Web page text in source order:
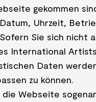
gekommen
Uhrzeit,
Sie sich nicht
International
Daten
zu können.
Webseite